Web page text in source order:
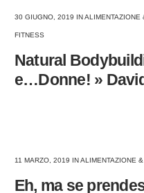
30 GIUGNO, 2019 INALIMENTAZIONE
FITNESS
Natural
e…Donne! »
11 MARZO, 2019 INALIMENTAZIONE
Eh, ma se